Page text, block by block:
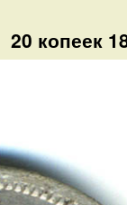
20 копеек